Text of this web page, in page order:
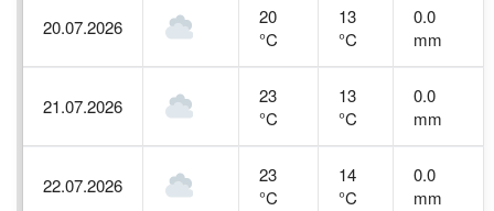
20.07.2026
20
°C
13
°C
0.0
mm
21.07.2026
23
°C
13
°C
0.0
mm
22.07.2026
23
°C
14
°C
0.0
mm